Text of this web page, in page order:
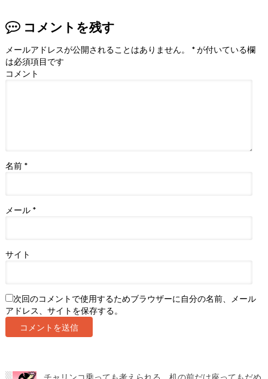
コメントを残す
メールアドレスが公開されることはありません。 *が付いている欄
は必須項目です
コメント
名前 *
メール *
サイト
次回のコメントで使用するためブラウザーに自分の名前、メール
アドレス、サイトを保存する。